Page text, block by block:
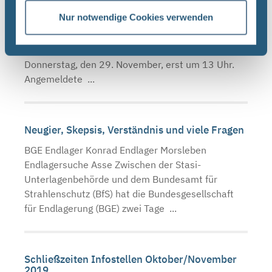
Nur notwendige Cookies verwenden
BGE Endlager Konrad Asse Endlager Morsleben
Aufgrund einer Betriebsversammlung öffnen die
Donnerstag, den 29. November, erst um 13 Uhr.
Angemeldete ...
Neugier, Skepsis, Verständnis und viele Fragen
BGE Endlager Konrad Endlager Morsleben
Endlagersuche Asse Zwischen der Stasi-
Unterlagenbehörde und dem Bundesamt für
Strahlenschutz (BfS) hat die Bundesgesellschaft
für Endlagerung (BGE) zwei Tage ...
Schließzeiten Infostellen Oktober/November